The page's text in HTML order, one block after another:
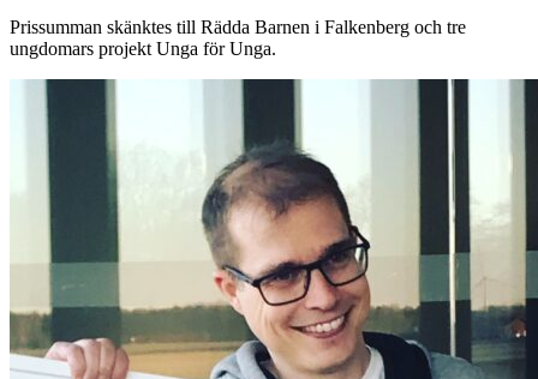
Prissumman skänktes till Rädda Barnen i Falkenberg och tre
ungdomars projekt Unga för Unga.